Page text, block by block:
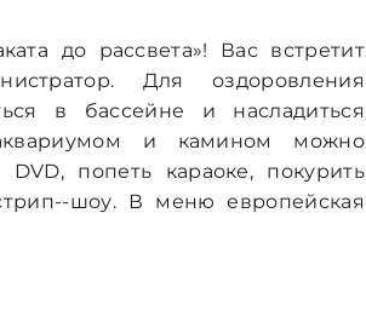
до рассвета»! Вас встретит
Для оздоровления
в бассейне и насладиться
и камином можно
попеть караоке, покурить
шоу. В меню европейская